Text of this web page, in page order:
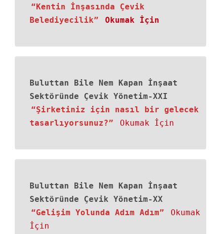
“Kentin İnşasında Çevik
Belediyecilik”
Okumak İçin
Buluttan Bile Nem Kapan İnşaat
Sektöründe Çevik Yönetim-XXI
“Şirketiniz için nasıl bir gelecek
tasarlıyorsunuz?”
Okumak İçin
Buluttan Bile Nem Kapan İnşaat
Sektöründe Çevik Yönetim-XX
“Gelişim Yolunda Adım Adım”
Okumak
İçin